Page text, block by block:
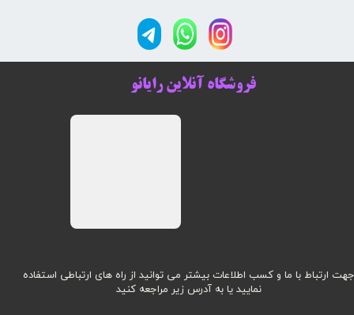
جهت ارتباط با ما و کسب اطلاعات بیشتر می توانید از راه های ارتباطی استفاده
نمایید یا به آدرس زیر مراجعه کنید
فروشگاه آنلاین رایانو